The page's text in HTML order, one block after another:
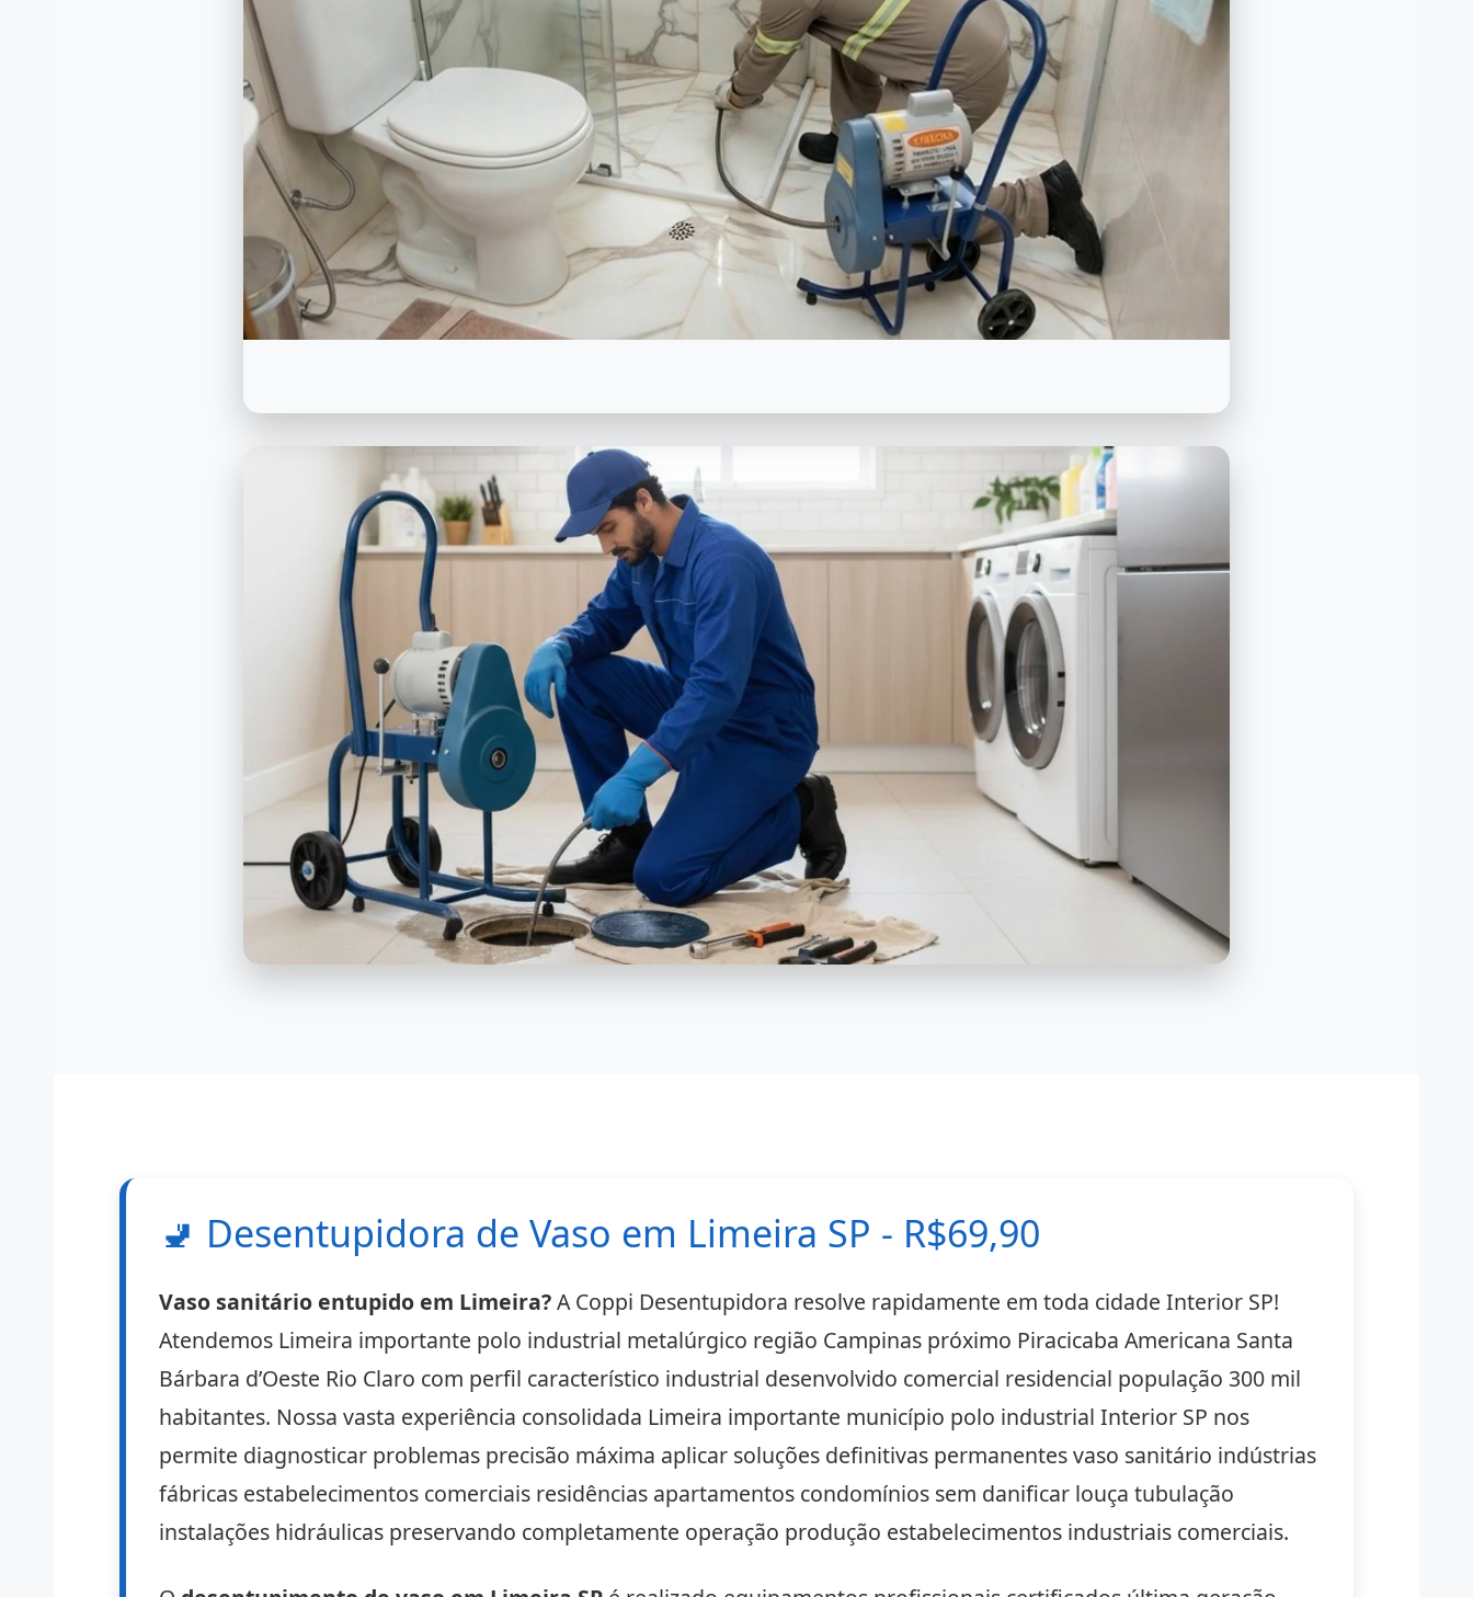
🚽 Desentupidora de Vaso em Limeira SP - R$69,90
Vaso sanitário entupido em Limeira?A Coppi Desentupidora resolve rapidamente em toda cidade Interior SP!
Atendemos Limeira importante polo industrial metalúrgico região Campinas próximo Piracicaba Americana Santa
Bárbara d’Oeste Rio Claro com perfil característico industrial desenvolvido comercial residencial população 300 mil
habitantes. Nossa vasta experiência consolidada Limeira importante município polo industrial Interior SP nos
permite diagnosticar problemas precisão máxima aplicar soluções definitivas permanentes vaso sanitário indústrias
fábricas estabelecimentos comerciais residências apartamentos condomínios sem danificar louça tubulação
instalações hidráulicas preservando completamente operação produção estabelecimentos industriais comerciais.